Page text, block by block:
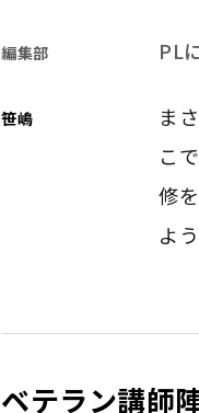
編集部 PL
笹嶋
ま
こ
修
よ
ベテラン講師